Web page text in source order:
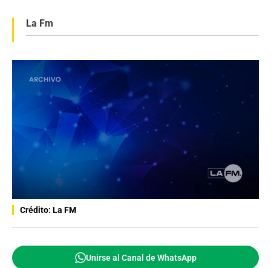
La Fm
Crédito: La FM
Unirse al Canal de WhatsApp